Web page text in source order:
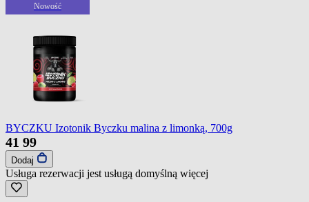
Nowość
BYCZKU Izotonik Byczku malina z limonką, 700g
41 99
Dodaj
Usługa rezerwacji jest usługą domyślną więcej